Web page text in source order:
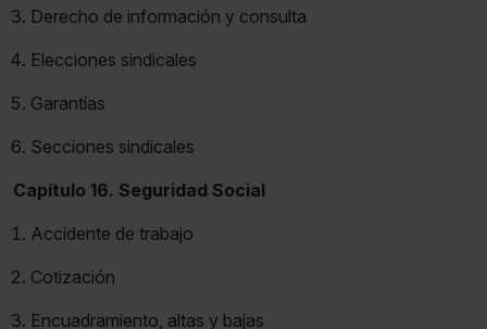
Derecho de información y consulta
Elecciones sindicales
Garantías
Secciones sindicales
Capítulo 16. Seguridad Social
Accidente de trabajo
Cotización
Encuadramiento, altas y bajas